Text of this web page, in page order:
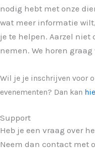
nodig hebt met onze
wat meer informatie
je te helpen. Aarzel niet
nemen. We horen
Wil je je inschrijven voor
evenementen? Dan kan
Support
Heb je een vraag over
Neem dan contact met